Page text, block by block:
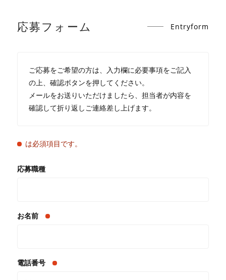
応募フォーム Entryform
ご応募をご希望の方は、入力欄に必要事項をご記入
の上、確認ボタンを押してください。
メールをお送りいただけましたら、担当者が内容を
確認して折り返しご連絡差し上げます。
は必須項目です。
応募職種
お名前
電話番号